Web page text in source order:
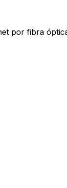
por fibra